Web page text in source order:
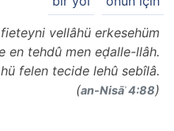
vellâhü erkesehüm
en tehdû men eḍalle-llâh.
felen tecide lehû sebîlâ.
(an-Nisāʾ 4:88)